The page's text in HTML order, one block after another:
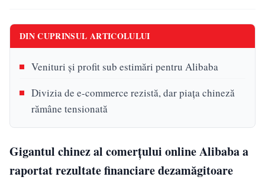
DIN CUPRINSUL ARTICOLULUI
Venituri și profit sub estimări pentru Alibaba
Divizia de e-commerce rezistă, dar piața chineză
rămâne tensionată
Gigantul chinez al comerțului online Alibaba a
raportat rezultate financiare dezamăgitoare